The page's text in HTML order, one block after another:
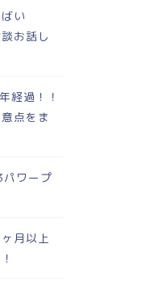
い
お話し
経過！！
点をま
ワープ
月以上